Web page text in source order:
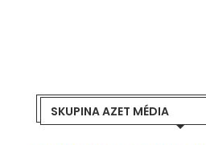
SKUPINA AZET MÉDIA